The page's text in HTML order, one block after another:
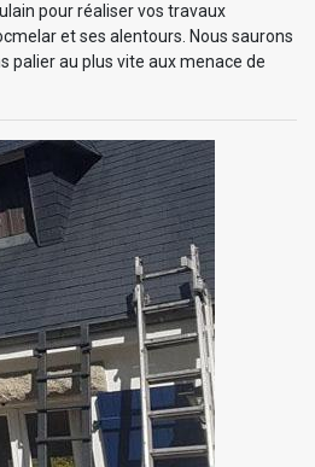
pour réaliser vos travaux
et ses alentours. Nous saurons
palier au plus vite aux menace de